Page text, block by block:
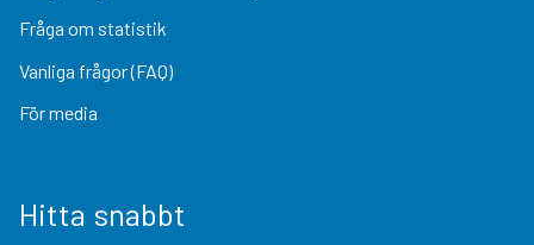
Fråga om statistik
Vanliga frågor (FAQ)
För media
Hitta snabbt